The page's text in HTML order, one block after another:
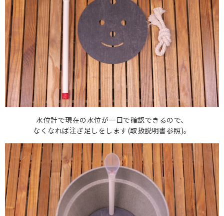
水位計で現在の水位が一目で確認できるので、
なくなれば注ぎ足しをします(取扱説明書参照)。